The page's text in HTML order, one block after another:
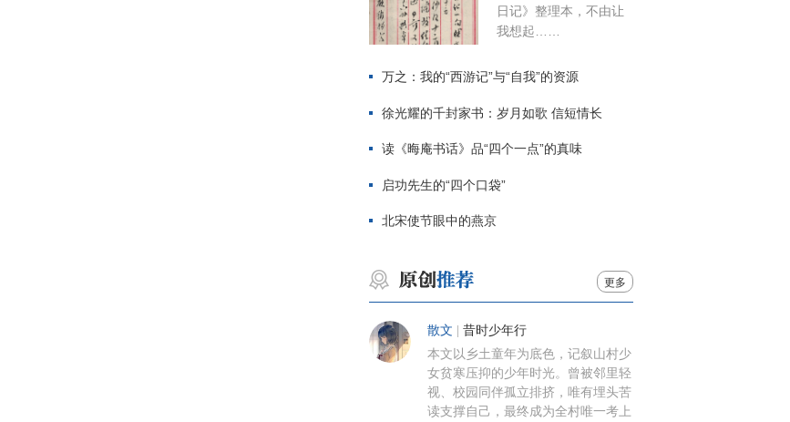
日记》整理本，不由让
我想起……
万之：我的“西游记”与“自我”的资源
徐光耀的千封家书：岁月如歌 信短情长
读《晦庵书话》品“四个一点”的真味
启功先生的“四个口袋”
北宋使节眼中的燕京
更多
散文 昔时少年行
本文以乡土童年为底色，记叙山村少
女贫寒压抑的少年时光。曾被邻里轻
视、校园同伴孤立排挤，唯有埋头苦
读支撑自己，最终成为全村唯一考上